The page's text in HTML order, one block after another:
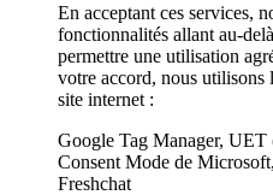
En acceptant ces services,
fonctionnalités allant au-
permettre une utilisation
votre accord, nous utilisons
site internet :
Google Tag Manager,
Consent Mode de
Freshchat